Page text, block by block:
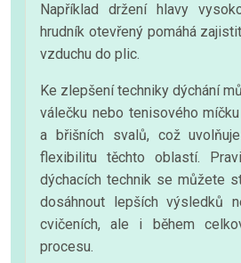
Například držení hlavy
hrudník otevřený pomáhá
vzduchu do plic.
Ke zlepšení techniky dýchání
válečku nebo tenisového
a břišních svalů, což
flexibilitu těchto oblastí.
dýchacích technik se můžete
dosáhnout lepších výsledků
cvičeních, ale i během
procesu.